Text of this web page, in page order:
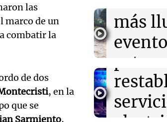
las
marco de un
combatir la
de dos
, en la
que se
Sarmiento,
19:46 Sociedad
Incidentes
tres detenidos
la marcha
Política y
Fito Páez y
Bariloche y
más
sigue
para
Audio.
una
el
Audio.